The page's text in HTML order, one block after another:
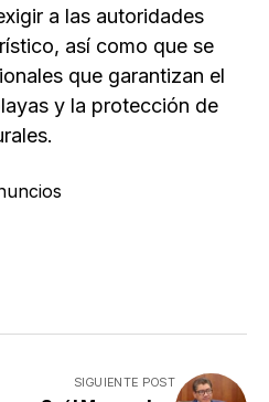
a las autoridades
así como que se
que garantizan el
y la protección de
SIGUIENTE POST